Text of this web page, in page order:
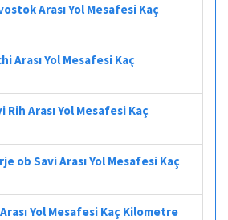
Arası Yol Mesafesi Kaç
Arası Yol Mesafesi Kaç
Arası Yol Mesafesi Kaç
ob Savi Arası Yol Mesafesi Kaç
Yol Mesafesi Kaç Kilometre